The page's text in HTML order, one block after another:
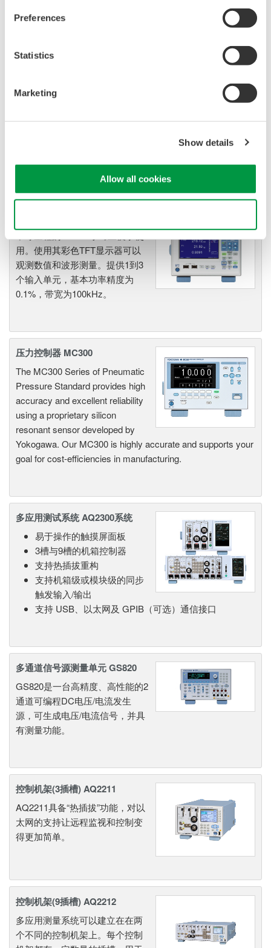
Preferences
Statistics
Marketing
Show details
Allow all cookies
AQ7280应用广泛，可以满足从光
测量需求。
AQ7280 OTDR能为您带来：
用。使用其彩色TFT显示器可以
观测数值和波形测量。提供1到3
个输入单元，基本功率精度为
0.1%，带宽为100kHz。
压力控制器 MC300
The MC300 Series of Pneumatic
Pressure Standard provides high
accuracy and excellent reliability
using a proprietary silicon
resonant sensor developed by
Yokogawa. Our MC300 is highly accurate and supports your
goal for cost-efficiencies in manufacturing.
多应用测试系统 AQ2300系统
易于操作的触摸屏面板
3槽与9槽的机箱控制器
支持热插拔重构
支持机箱级或模块级的同步
触发输入/输出
支持 USB、以太网及 GPIB（可选）通信接口
多通道信号源测量单元 GS820
GS820是一台高精度、高性能的2
通道可编程DC电压/电流发生
源，可生成电压/电流信号，并具
有测量功能。
控制机架(3插槽) AQ2211
AQ2211具备“热插拔”功能，对以
太网的支持让远程监视和控制变
得更加简单。
控制机架(9插槽) AQ2212
多应用测量系统可以建立在在两
个不同的控制机架上。每个控制